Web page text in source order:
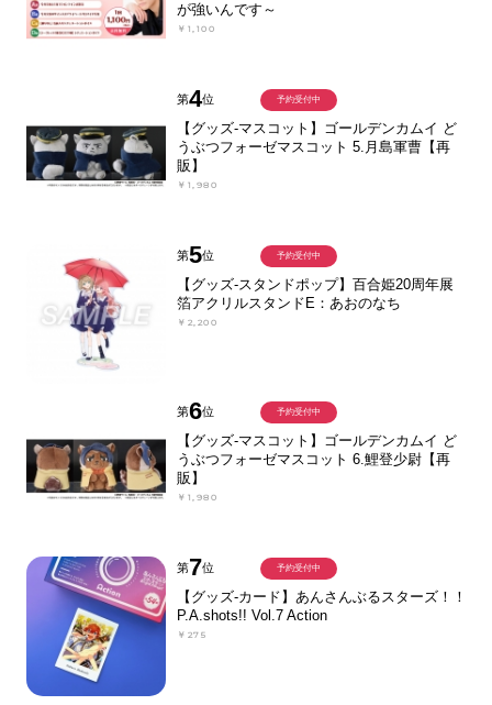
が強いんです～
￥1,100
第4位
【グッズ-マスコット】ゴールデンカムイ ど
うぶつフォーゼマスコット 5.月島軍曹【再
販】
￥1,980
予約受付中
第5位
【グッズ-スタンドポップ】百合姫20周年展
箔アクリルスタンドE：あおのなち
￥2,200
予約受付中
第6位
【グッズ-マスコット】ゴールデンカムイ ど
うぶつフォーゼマスコット 6.鯉登少尉【再
販】
￥1,980
予約受付中
第7位
【グッズ-カード】あんさんぶるスターズ！！
P.A.shots!! Vol.7 Action
￥275
予約受付中